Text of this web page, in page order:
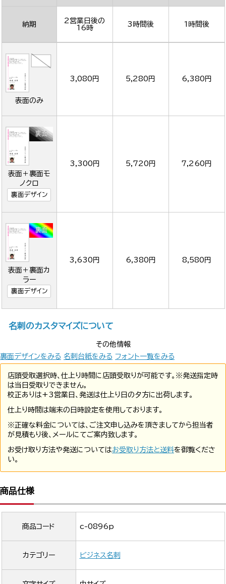
納期
2営業日後の
16時
3時間後 1時間後
表面のみ
3,080円 5,280円 6,380円
表面＋裏面モ
ノクロ
裏面デザイン
3,300円 5,720円 7,260円
表面＋裏面カ
ラー
裏面デザイン
3,630円 6,380円 8,580円
名刺のカスタマイズについて
その他情報
裏面デザインをみる 名刺台紙をみる フォント一覧をみる
店頭受取選択時、仕上り時間に店頭受取りが可能です。※発送指定時
は当日受取りできません。
校正ありは+3営業日、発送は仕上り日の夕方に出荷します。
仕上り時間は端末の日時設定を使用しております。
※正確な料金については、ご注文申し込みを頂きましてから担当者
が見積もり後、メールにてご案内致します。
お受け取り方法や発送についてはお受取り方法と送料を御覧くださ
い。
商品仕様
商品コード c-0896p
カテゴリー ビジネス名刺